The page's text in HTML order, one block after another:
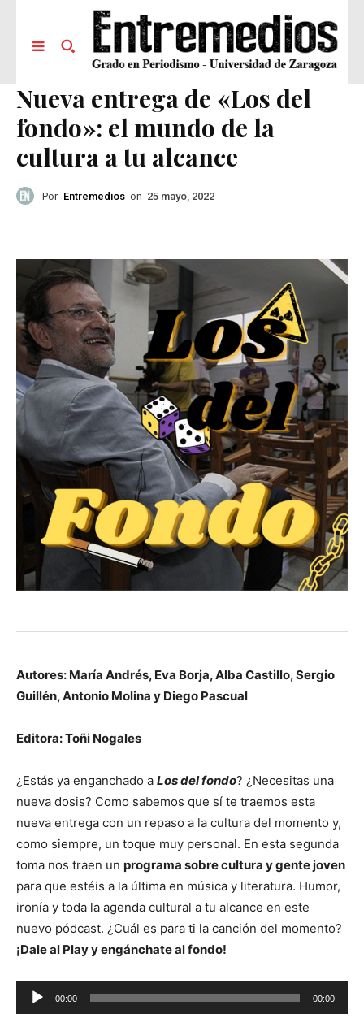
Nueva entrega de «Los del
fondo»: el mundo de la
cultura a tu alcance
Por Entremedios on 25 mayo, 2022
Autores: María Andrés, Eva Borja, Alba Castillo, Sergio
Guillén, Antonio Molina y Diego Pascual
Editora: Toñi Nogales
¿Estás ya enganchado a Los delfondo? ¿Necesitas una
nueva dosis? Como sabemos que sí te traemos esta
nueva entrega con un repaso a la cultura del momento y,
como siempre, un toque muy personal. En esta segunda
toma nos traen un programa sobre cultura y gente joven
para que estéis a la última en música y literatura. Humor,
ironía y toda la agenda cultural a tu alcance en este
nuevo pódcast. ¿Cuál es para ti la canción del momento?
¡Dale al Play y engánchate al fondo!
Reproductor
de
00:00 00:00